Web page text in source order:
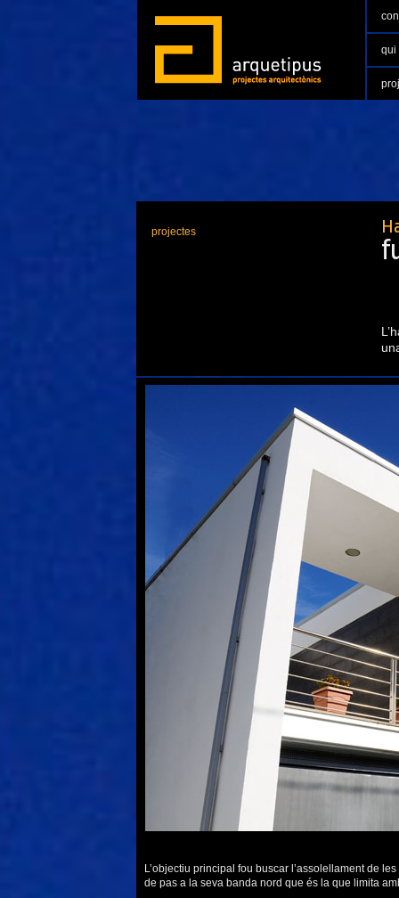
qui
projectes
L’objectiu principal fou buscar l’assolellament de
de pas a la seva banda nord que és la que limita